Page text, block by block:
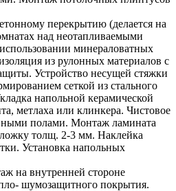
перекрытию (делается на
над неотапливаемыми
минераловатных
из рулонных материалов с
Устройство несущей стяжки
сеткой из стального
напольной керамической
метлаха или клинкера. Чистовое
полами. Монтаж ламината
толщ. 2-3 мм. Наклейка
Установка напольных
на внутренней стороне
шумозащитного покрытия.